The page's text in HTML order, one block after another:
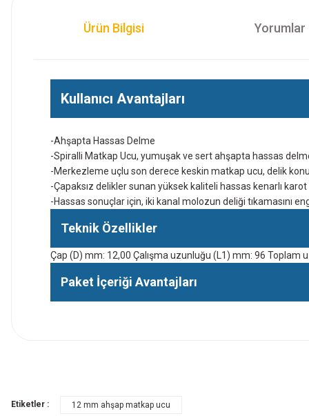
Ürün Bilgisi Yorumlar
Kullanıcı Avantajları
-Ahşapta Hassas Delme
-Spiralli Matkap Ucu, yumuşak ve sert ahşapta hassas
-Merkezleme uçlu son derece keskin matkap ucu, delik
-Çapaksız delikler sunan yüksek kaliteli hassas kenarlı karot
-Hassas sonuçlar için, iki kanal molozun deliği tıkamasını
Teknik Özellikler
Çap (D) mm: 12,00 Çalışma uzunluğu (L1) mm: 96 Toplam
Paket İçeriği Avantajları
Paketleme ve kalite harika orijinal
Etiketler : 12 mm ahşap matkap ucu